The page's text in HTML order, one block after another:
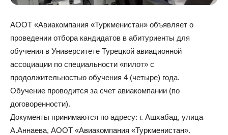
АООТ «Авиакомпания «Туркменистан» объявляет о
проведении отбора кандидатов в абитуриенты для
обучения в Университете Турецкой авиационной
ассоциации по специальности «пилот» с
продолжительностью обучения 4 (четыре) года.
Обучение проводится за счет авиакомпании (по
договоренности).
Документы принимаются по адресу: г. Ашхабад, улица
А.Аннаева, АООТ «Авиакомпания «Туркменистан».